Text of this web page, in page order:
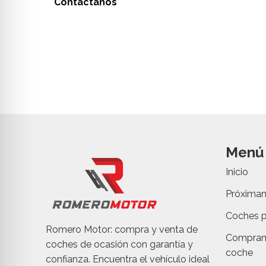
Contáctanos
Romero Motor: compra y venta de
coches de ocasión con garantía y
confianza. Encuentra el vehículo ideal
Menú
Inicio
Coches
coche